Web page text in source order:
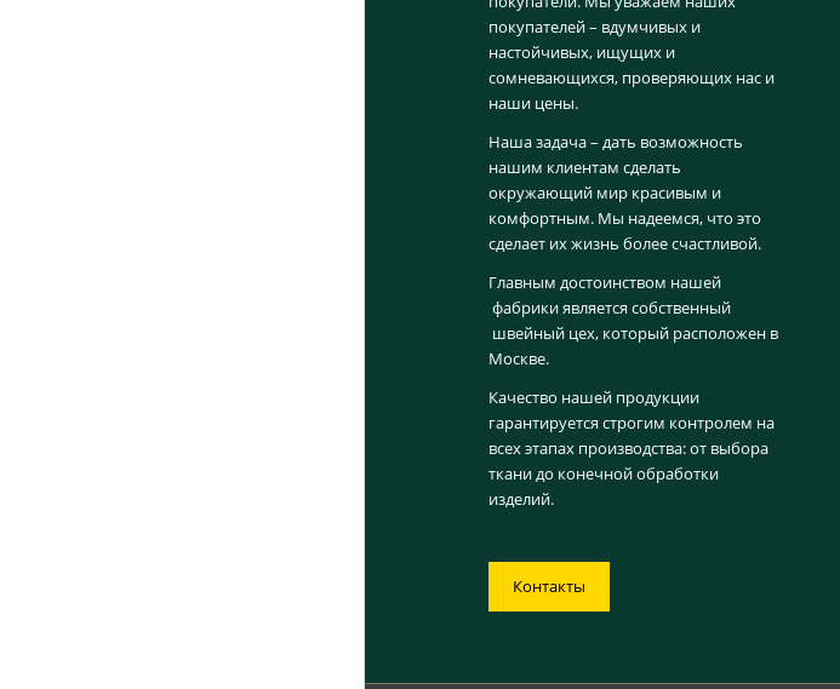
покупателей – вдумчивых и
настойчивых, ищущих и
сомневающихся, проверяющих нас и
наши цены.
Наша задача – дать возможность
нашим клиентам сделать
окружающий мир красивым и
комфортным. Мы надеемся, что это
сделает их жизнь более счастливой.
Главным достоинством нашей
фабрики является собственный
швейный цех, который расположен в
Москве.
Качество нашей продукции
гарантируется строгим контролем на
всех этапах производства: от выбора
ткани до конечной обработки
изделий.
Контакты